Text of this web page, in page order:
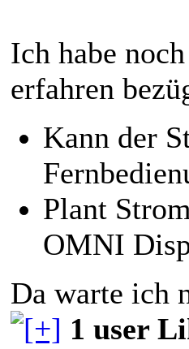
Ich habe
erfahren
Kann der
Plant
OMNI
Da warte ich
1 user